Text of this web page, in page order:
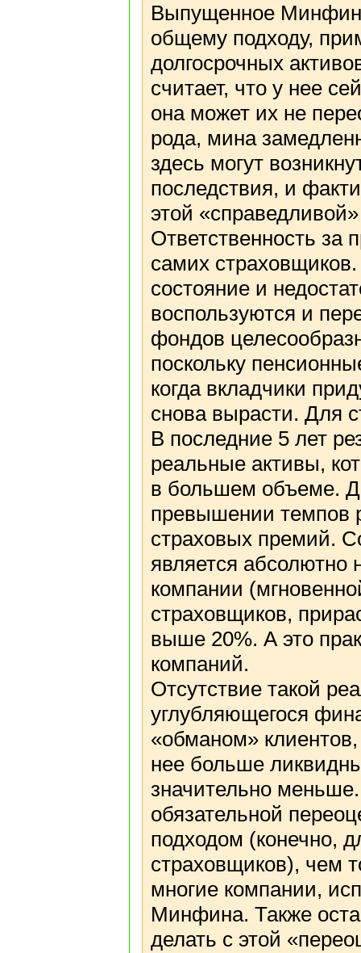
Выпущенное
общему подходу,
долгосрочных
считает, что у нее
она может их не
рода, мина
здесь могут
последствия, и
этой
Ответственность за
самих
состояние и
воспользуются и
фондов
поскольку
когда вкладчики
снова вырасти. Для
В последние 5 лет
реальные активы,
в большем объеме.
превышении темпов
страховых премий.
является абсолютно
компании
страховщиков,
выше 20%. А это
компаний.
Отсутствие такой
углубляющегося
«обманом» клиентов,
нее больше
значительно
обязательной
подходом (конечно,
страховщиков), чем
многие компании,
Минфина. Также
делать с этой